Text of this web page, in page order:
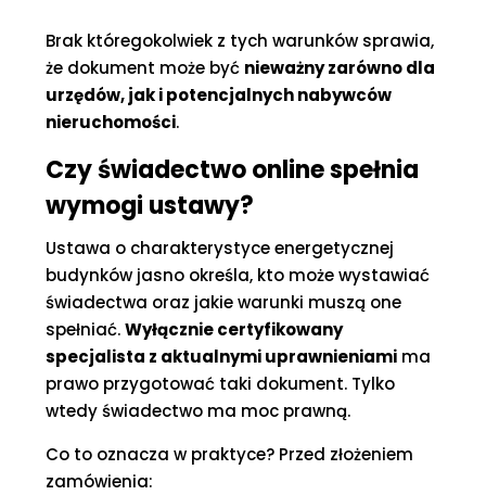
Brak któregokolwiek z tych warunków sprawia,
że dokument może być nieważny zarówno dla
urzędów, jak i potencjalnych nabywców
nieruchomości.
Czy świadectwo online spełnia
wymogi ustawy?
Ustawa o charakterystyce energetycznej
budynków jasno określa, kto może wystawiać
świadectwa oraz jakie warunki muszą one
spełniać.Wyłącznie certyfikowany
specjalista z aktualnymi uprawnieniami ma
prawo przygotować taki dokument. Tylko
wtedy świadectwo ma moc prawną.
Co to oznacza w praktyce? Przed złożeniem
zamówienia: